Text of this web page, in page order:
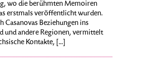
wo die berühmten Memoiren
erstmals veröffentlicht wurden.
Casanovas Beziehungen ins
und andere Regionen, vermittelt
Kontakte, [...]